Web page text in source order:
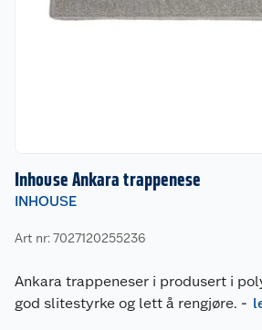
Inhouse Ankara trappenese
INHOUSE
Art nr: 7027120255236
Ankara trappeneser i produsert i
god slitestyrke og lett å rengjøre. -